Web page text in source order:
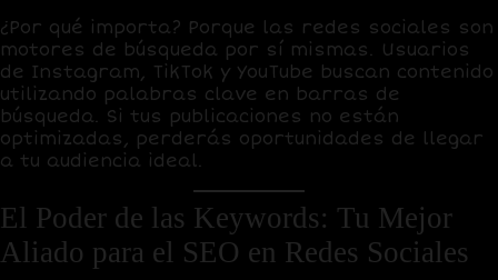
¿Por qué importa? Porque las redes sociales son
motores de búsqueda por sí mismas. Usuarios
de Instagram, TikTok y YouTube buscan contenido
utilizando palabras clave en barras de
búsqueda. Si tus publicaciones no están
optimizadas, perderás oportunidades de llegar
a tu audiencia ideal.
El Poder de las Keywords: Tu Mejor
Aliado para el SEO en Redes Sociales